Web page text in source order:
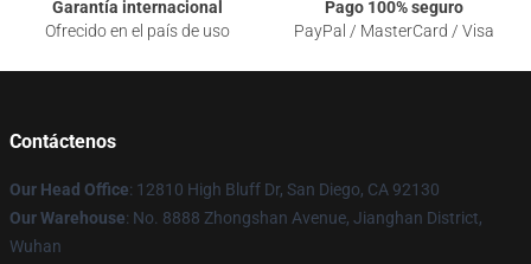
Garantía internacional
Ofrecido en el país de uso
Pago 100% seguro
PayPal / MasterCard / Visa
Contáctenos
Our Head Office: 12810 High Bluff Dr, San Diego, CA 92130
Our Warehouse: No. 8888 Zhongshan Avenue, Jianghan District,
Wuhan